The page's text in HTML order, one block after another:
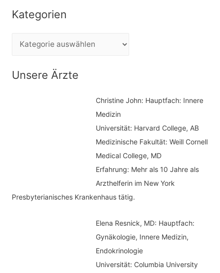
Kategorien
tUnsere Ärzte
Christine John: Hauptfach: Innere
Medizin
Universität: Harvard College, AB
Medizinische Fakultät: Weill Cornell
Medical College, MD
Erfahrung: Mehr als 10 Jahre als
Arzthelferin im New York
Presbyterianisches Krankenhaus tätig.
Elena Resnick, MD: Hauptfach:
Gynäkologie, Innere Medizin,
Endokrinologie
Universität: Columbia University